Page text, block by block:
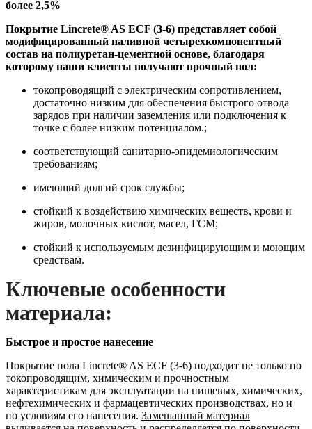
более 2,5%
Покрытие Lincrete® AS ECF (3-6) представляет собой
модифицированный наливной четырехкомпонентный
состав на полиуретан-цементной основе, благодаря
которому наши клиенты получают прочный пол:
токопроводящий c электрическим сопротивлением,
достаточно низким для обеспечения быстрого отвода
зарядов при наличии заземления или подключения к
точке с более низким потенциалом.;
соответствующий санитарно-эпидемиологическим
требованиям;
имеющий долгий срок службы;
стойкий к воздействию химических веществ, крови и
жиров, молочных кислот, масел, ГСМ;
cтойкий к используемым дезинфицирующим и моющим
средствам.
Ключевые особенности
материала:
Быстрое и простое нанесение
Покрытие пола Lincrete® AS ECF (3-6) подходит не только по
токопроводящим, химическим и прочностным
характеристикам для эксплуатации на пищевых, химических,
нефтехимических и фармацевтических производствах, но и
по условиям его нанесения. Замешанный материал